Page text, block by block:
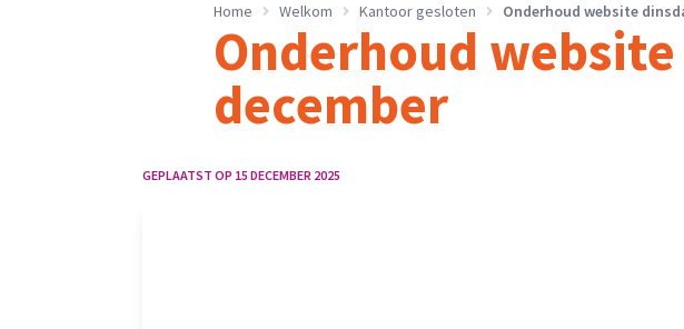
Home Welkom Kantoor gesloten Onderhoud website
Onderhoud
december
GEPLAATST OP 15 DECEMBER 2025